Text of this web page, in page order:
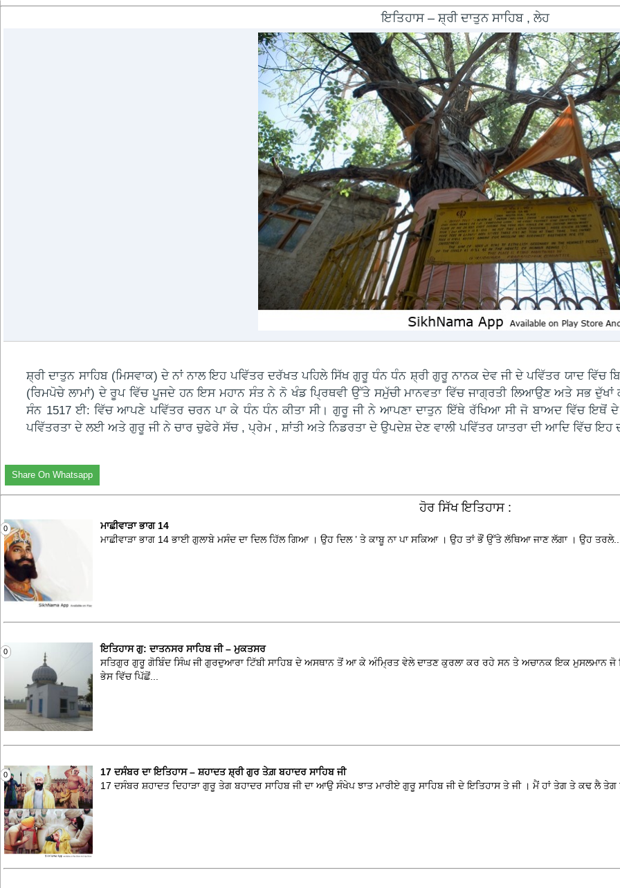
ਇਤਿਹਾਸ – ਸ਼੍ਰੀ ਦਾਤੁਨ ਸਾਹਿਬ , ਲੇਹ
ਸ਼੍ਰੀ ਦਾਤੁਨ ਸਾਹਿਬ (ਮਿਸਵਾਕ) ਦੇ ਨਾਂ ਨਾਲ ਇਹ ਪਵਿੱਤਰ ਦਰੱਖਤ ਪਹਿਲੇ ਸਿੱਖ ਗੁਰੂ ਧੰਨ ਧੰਨ ਸ਼੍ਰੀ ਗੁਰੂ ਨਾਨਕ ਦੇਵ ਜੀ ਦੇ ਪਵਿੱਤਰ ਯਾਦ
(ਰਿਮਪੋਚੇ ਲਾਮਾਂ) ਦੇ ਰੂਪ ਵਿੱਚ ਪੂਜਦੇ ਹਨ ਇਸ ਮਹਾਨ ਸੰਤ ਨੇ ਨੋ ਖੰਡ ਪ੍ਰਿਥਵੀ ਉੱਤੇ ਸਮੁੱਚੀ ਮਾਨਵਤਾ ਵਿੱਚ ਜਾਗ੍ਰਤੀ ਲਿਆਉਣ ਅਤੇ ਸਭ ਦੁੱਖਾਂ
ਸੰਨ 1517 ਈ: ਵਿੱਚ ਆਪਣੇ ਪਵਿੱਤਰ ਚਰਨ ਪਾ ਕੇ ਧੰਨ ਧੰਨ ਕੀਤਾ ਸੀ। ਗੁਰੂ ਜੀ ਨੇ ਆਪਣਾ ਦਾਤੁਨ ਇੱਥੇ ਰੱਖਿਆ ਸੀ ਜੋ ਬਾਅਦ ਵਿੱਚ ਇਥੋਂ
ਪਵਿੱਤਰਤਾ ਦੇ ਲਈ ਅਤੇ ਗੁਰੂ ਜੀ ਨੇ ਚਾਰ ਚੁਫੇਰੇ ਸੱਚ , ਪ੍ਰੇਮ , ਸ਼ਾਂਤੀ ਅਤੇ ਨਿਡਰਤਾ ਦੇ ਉਪਦੇਸ਼ ਦੇਣ ਵਾਲੀ ਪਵਿੱਤਰ ਯਾਤਰਾ ਦੀ ਆਦਿ ਵਿੱਚ ਇਹ
Share On Whatsapp
ਹੋਰ ਸਿੱਖ ਇਤਿਹਾਸ :
0
ਮਾਛੀਵਾੜਾ ਭਾਗ 14
ਮਾਛੀਵਾੜਾ ਭਾਗ 14 ਭਾਈ ਗੁਲਾਬੇ ਮਸੰਦ ਦਾ ਦਿਲ ਹਿੱਲ ਗਿਆ । ਉਹ ਦਿਲ ’ ਤੇ ਕਾਬੂ ਨਾ ਪਾ ਸਕਿਆ । ਉਹ ਤਾਂ ਭੌਂ ਉੱਤੇ ਲੱਥਿਆ ਜਾਣ ਲੱਗਾ । ਉਹ ਤਰਲੇ...
0
ਇਤਿਹਾਸ ਗੁ: ਦਾਤਨਸਰ ਸਾਹਿਬ ਜੀ – ਮੁਕਤਸਰ
ਸਤਿਗੁਰ ਗੁਰੂ ਗੋਬਿੰਦ ਸਿੰਘ ਜੀ ਗੁਰਦੁਆਰਾ ਟਿੱਬੀ ਸਾਹਿਬ ਦੇ ਅਸਥਾਨ ਤੋਂ ਆ ਕੇ ਅੰਮ੍ਰਿਤ ਵੇਲੇ ਦਾਤਣ ਕੁਰਲਾ ਕਰ ਰਹੇ ਸਨ ਤੇ ਅਚਾਨਕ ਇਕ ਮੁਸਲਮਾਨ ਜੋ
ਭੇਸ ਵਿੱਚ ਪਿੱਛੋਂ...
0
17 ਦਸੰਬਰ ਦਾ ਇਤਿਹਾਸ – ਸ਼ਹਾਦਤ ਸ਼੍ਰੀ ਗੁਰ ਤੇਗ਼ ਬਹਾਦਰ ਸਾਹਿਬ ਜੀ
17 ਦਸੰਬਰ ਸ਼ਹਾਦਤ ਦਿਹਾੜਾ ਗੁਰੂ ਤੇਗ ਬਹਾਦਰ ਸਾਹਿਬ ਜੀ ਦਾ ਆਉ ਸੰਖੇਪ ਝਾਤ ਮਾਰੀਏ ਗੁਰੂ ਸਾਹਿਬ ਜੀ ਦੇ ਇਤਿਹਾਸ ਤੇ ਜੀ । ਮੈਂ ਹਾਂ ਤੇਗ ਤੇ ਕਢ ਲੈ ਤੇਗ